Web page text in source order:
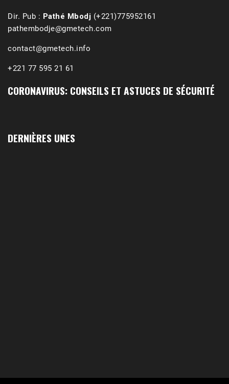
1988-1989 :  La polémique de Guidimakha
Dir. Pub : Pathé Mbodj (+221)775952161
pathembodje@gmetech.com
contact@gmetech.info
+221 77 595 21 61
CORONAVIRUS: CONSEILS ET ASTUCES DE SÉCURITÉ
DERNIÈRES UNES